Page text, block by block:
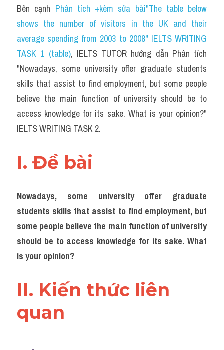
Đề thi thật IELTS GENERAL
Task 2
Từ vựng theo topic
Từ vựng theo Topic
Grammar
Map
Cam
Đề thi thật Task 1
Process
Task 1
Advice
IELTS Advice
Bên cạnh Phân tích +kèm sửa bài"The table below
shows the number of visitors in the UK and their
average spending from 2003 to 2008" IELTS WRITING
TASK 1 (table), IELTS TUTOR hướng dẫn Phân tích
"Nowadays, some university offer graduate students
skills that assist to find employment, but some people
believe the main function of university should be to
access knowledge for its sake. What is your opinion?"
IELTS WRITING TASK 2.
I. Đề bài
Nowadays, some university offer graduate
students skills that assist to find employment, but
some people believe the main function of university
should be to access knowledge for its sake. What
is your opinion?
II. Kiến thức liên
quan